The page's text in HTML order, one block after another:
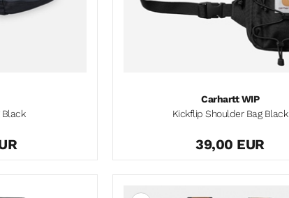
Black
Carhartt WIP
Kickflip Shoulder Bag Black
39,00 EUR